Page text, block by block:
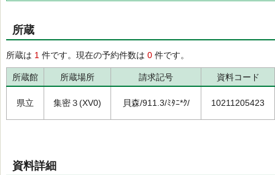
所蔵
所蔵は 1 件です。現在の予約件数は 0 件です。
所蔵館 所蔵場所 請求記号 資料コード
県立 集密３(XV0) 貝森/911.3/ﾐﾀﾆ*ｸ/ 10211205423
資料詳細